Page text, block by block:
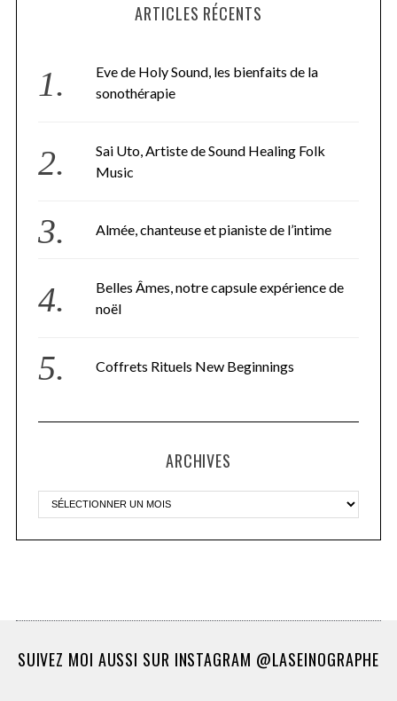
ARTICLES RÉCENTS
Eve de Holy Sound, les bienfaits de la
sonothérapie
Sai Uto, Artiste de Sound Healing Folk
Music
Almée, chanteuse et pianiste de l’intime
Belles Âmes, notre capsule expérience de
noël
Coffrets Rituels New Beginnings
ARCHIVES
SUIVEZ MOI AUSSI SUR INSTAGRAM @LASEINOGRAPHE